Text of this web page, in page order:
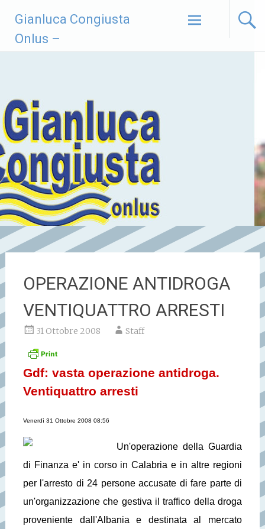
contenuto
Gianluca Congiusta
Onlus –
OPERAZIONE ANTIDROGA
VENTIQUATTRO ARRESTI
31 Ottobre 2008 Staff
Gdf: vasta operazione antidroga.
Ventiquattro arresti
Venerdì 31 Ottobre 2008 08:56
Un'operazione della Guardia
di Finanza e' in corso in Calabria e in altre regioni
per l'arresto di 24 persone accusate di fare parte di
un'organizzazione che gestiva il traffico della droga
proveniente dall'Albania e destinata al mercato